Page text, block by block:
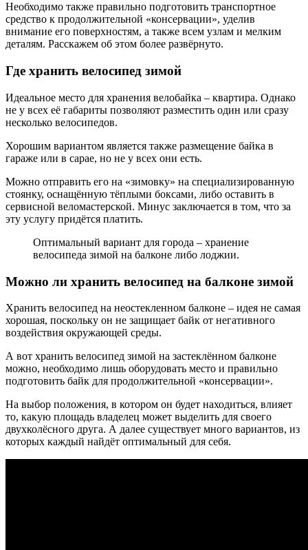
Необходимо также правильно подготовить транспортное
средство к продолжительной «консервации», уделив
внимание его поверхностям, а также всем узлам и мелким
деталям. Расскажем об этом более развёрнуто.
Где хранить велосипед зимой
Идеальное место для хранения велобайка – квартира. Однако
не у всех её габариты позволяют разместить один или сразу
несколько велосипедов.
Хорошим вариантом является также размещение байка в
гараже или в сарае, но не у всех они есть.
Можно отправить его на «зимовку» на специализированную
стоянку, оснащённую тёплыми боксами, либо оставить в
сервисной веломастерской. Минус заключается в том, что за
эту услугу придётся платить.
Оптимальный вариант для города – хранение
велосипеда зимой на балконе либо лоджии.
Можно ли хранить велосипед на балконе зимой
Хранить велосипед на неостекленном балконе – идея не самая
хорошая, поскольку он не защищает байк от негативного
воздействия окружающей среды.
А вот хранить велосипед зимой на застеклённом балконе
можно, необходимо лишь оборудовать место и правильно
подготовить байк для продолжительной «консервации».
На выбор положения, в котором он будет находиться, влияет
то, какую площадь владелец может выделить для своего
двухколёсного друга. А далее существует много вариантов, из
которых каждый найдёт оптимальный для себя.